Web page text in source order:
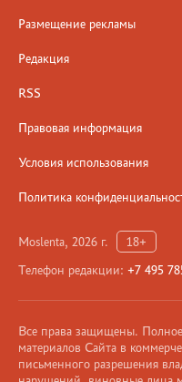
Размещение рекламы
Редакция
RSS
Правовая информация
Условия использования
Политика
Moslenta, 2026 г.
18+
Телефон редакции: +7 495
Все права защищены.
материалов Сайта в
письменного разрешения